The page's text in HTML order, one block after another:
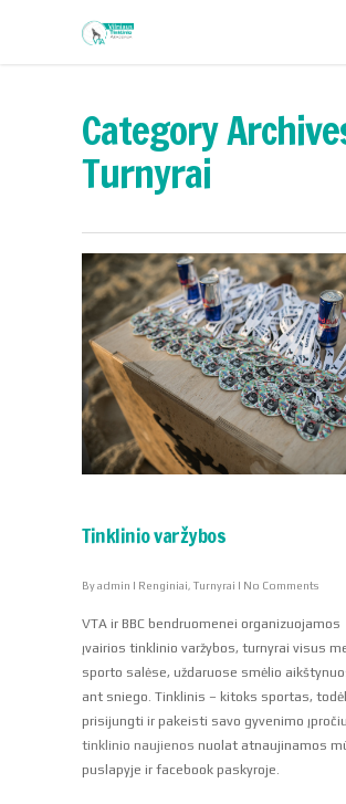
Category
Turnyrai
Tinklinio varžybos
Byadmin | Renginiai, Turnyrai | No Comments
VTA ir BBC bendruomenei organizuojamos
įvairios tinklinio varžybos, turnyrai visus
sporto salėse, uždaruose smėlio
ant sniego. Tinklinis – kitoks sportas,
prisijungti ir pakeisti savo gyvenimo
tinklinio naujienos nuolat atnaujinamos
puslapyje ir facebook paskyroje.